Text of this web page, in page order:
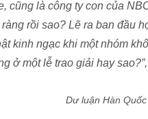
cũng là công ty con của
rồi sao? Lẽ ra ban đầu
kinh ngạc khi một nhóm
ở một lễ trao giải hay
Dư luận Hàn